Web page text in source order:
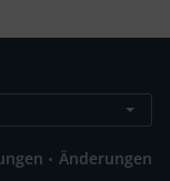
. Änderungen